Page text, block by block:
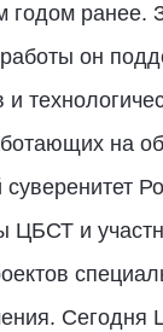
годом ранее.
он
на
суверенитет
ЦБСТ и
Сегодня